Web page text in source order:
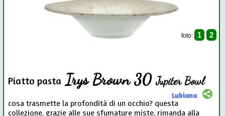
foto: 1 2
Piatto pasta Irys Brown 30Jupiter Bowl
Lubiana
cosa trasmette la profondità di un occhio? questa
collezione, grazie alle sue sfumature miste, rimanda alla